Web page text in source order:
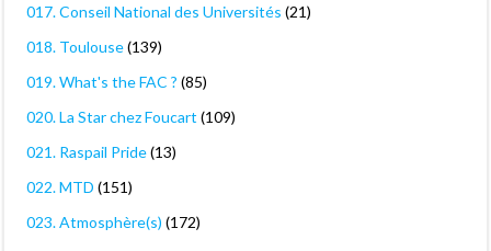
017. Conseil National des Universités (21)
018. Toulouse(139)
019. What's the FAC ? (85)
020. La Star chez Foucart (109)
021. Raspail Pride(13)
022. MTD (151)
023. Atmosphère(s) (172)